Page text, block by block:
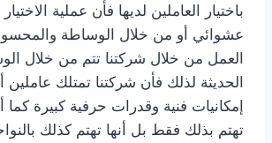
باختيار العاملين لديها فأن عملية
عشوائي أو من خلال الوساطة
العمل من خلال شركتنا تتم من خلال
الحديثة لذلك فأن شركتنا تمتلك
إمكانيات فنية وقدرات حرفية كبيرة كما
تهتم بذلك فقط بل أنها تهتم كذلك